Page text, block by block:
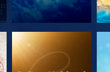
VERKEN DE